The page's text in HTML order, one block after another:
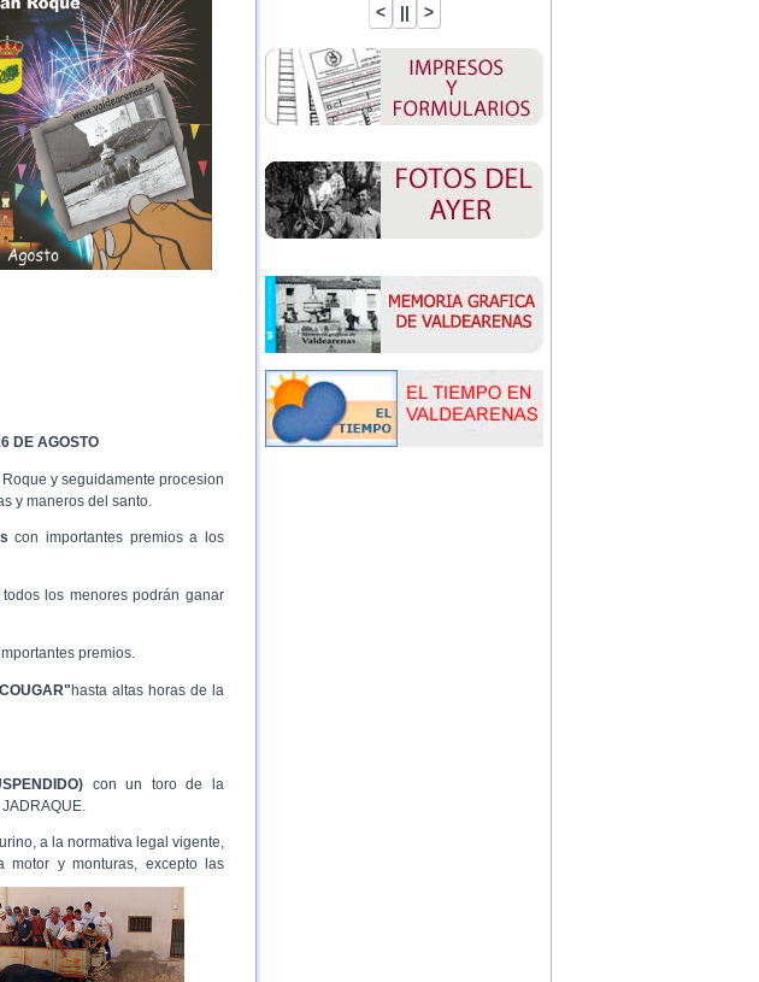
DE AGOSTO
y seguidamente procesion
y maneros del santo.
con importantes premios a los
los menores podrán ganar
premios.
hasta altas horas de la
con un toro de la
a la normativa legal vigente,
y monturas, excepto las